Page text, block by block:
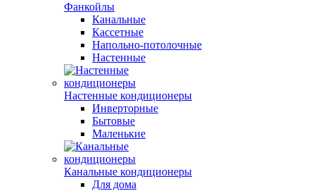
Фанкойлы
Канальные
Кассетные
Напольно-потолочные
Настенные
Настенные кондиционеры
Инверторные
Бытовые
Маленькие
Канальные кондиционеры
Для дома